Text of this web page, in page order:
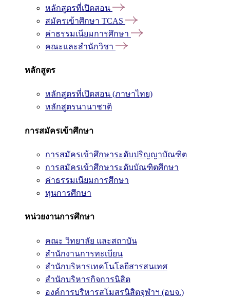
หลักสูตรที่เปิดสอน
สมัครเข้าศึกษา TCAS
ค่าธรรมเนียมการศึกษา
คณะและสำนักวิชา
หลักสูตร
หลักสูตรที่เปิดสอน (ภาษาไทย)
หลักสูตรนานาชาติ
การสมัครเข้าศึกษา
การสมัครเข้าศึกษาระดับปริญญาบัณฑิต
การสมัครเข้าศึกษาระดับบัณฑิตศึกษา
ค่าธรรมเนียมการศึกษา
ทุนการศึกษา
หน่วยงานการศึกษา
คณะ วิทยาลัย และสถาบัน
สำนักงานการทะเบียน
สำนักบริหารเทคโนโลยีสารสนเทศ
สำนักบริหารกิจการนิสิต
องค์การบริหารสโมสรนิสิตจุฬาฯ (อบจ.)